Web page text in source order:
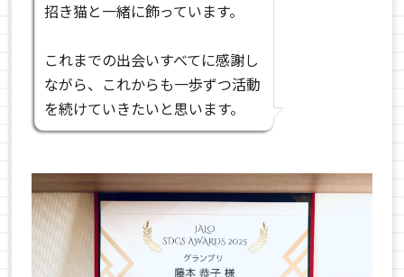
招き猫と一緒に飾っています。
これまでの出会いすべてに感謝し
ながら、これからも一歩ずつ活動
を続けていきたいと思います。